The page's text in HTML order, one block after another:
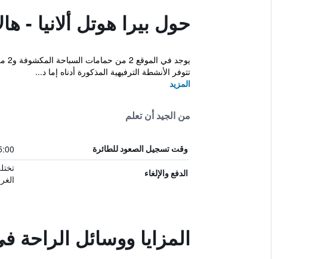
حول بيرا هوتل ألانيا -
تتوفر الأنشطة الترفيهية المذكورة أدناه إما د...
المزيد
من الجيد أن تعلم
وقت تسجيل الصعود للطائرة
الدفع والإلغاء
المزايا ووسائل الراحة